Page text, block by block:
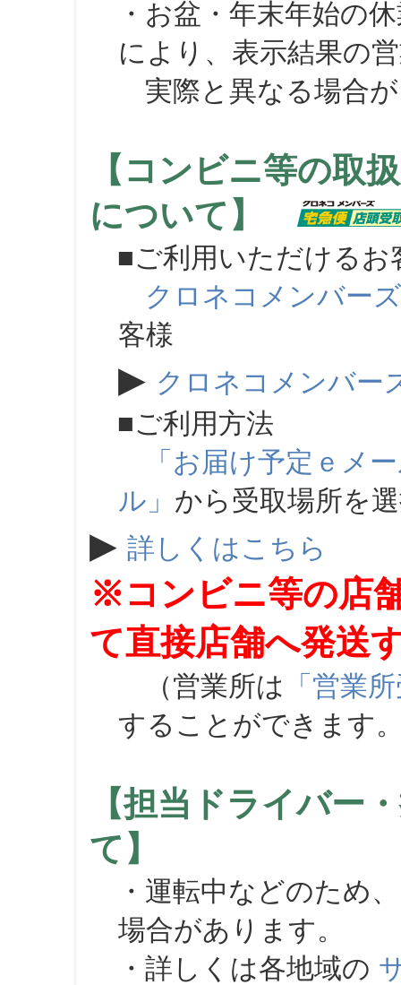
・お盆・年末年始の
により、表示結果の
実際と異なる場合が
【コンビニ等の取
について】
■ご利用いただけるお
クロネコメンバーズ
客様
▶ クロネコメンバー
■ご利用方法
「お届け予定ｅメ
ル」 から受取場所を
▶ 詳しくはこちら
※コンビニ等の店
て直接店舗へ発送
（営業所は 「営業
することができます
【担当ドライバー
て】
・運転中などのため
場合があります。
・詳しくは各地域の